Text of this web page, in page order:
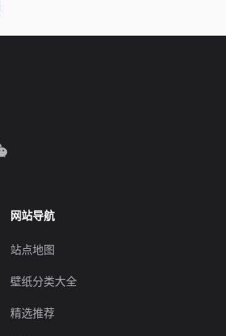
网站导航
站点地图
壁纸分类大全
精选推荐